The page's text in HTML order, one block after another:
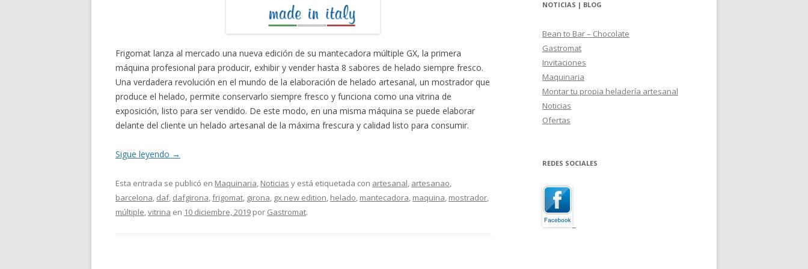
MONTADORAS DE NATA
PALOMITERAS / POP-CORN
PASTEURIZADORAS
PASTO-MANTECADORAS
VITRINAS DE HELADOS
Frigomat lanza al mercado una nueva edición de su mantecadora múltiple GX, la primera
máquina profesional para producir, exhibir y vender hasta 8 sabores de helado siempre fresco.
Una verdadera revolución en el mundo de la elaboración de helado artesanal, un mostrador que
produce el helado, permite conservarlo siempre fresco y funciona como una vitrina de
exposición, listo para ser vendido. De este modo, en una misma máquina se puede elaborar
delante del cliente un helado artesanal de la máxima frescura y calidad listo para consumir.
Sigue leyendo →
Esta entrada se publicó en Maquinaria, Noticias y está etiquetada con artesanal, artesanao,
barcelona, daf, dafgirona,frigomat, girona, gx new edition, helado, mantecadora, maquina, mostrador,
múltiple,vitrina en 10 diciembre, 2019 por Gastromat.
NOTICIAS | BLOG
Bean to Bar – Chocolate
Gastromat
Invitaciones
Maquinaria
Montar tu propia heladería artesanal
Noticias
Ofertas
REDES SOCIALES